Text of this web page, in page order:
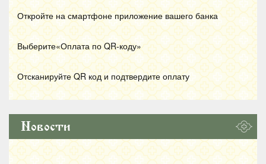
Откройте на смартфоне приложение вашего банка
Выберите«Оплата по QR-коду»
Отсканируйте QR код и подтвердите оплату
Новости